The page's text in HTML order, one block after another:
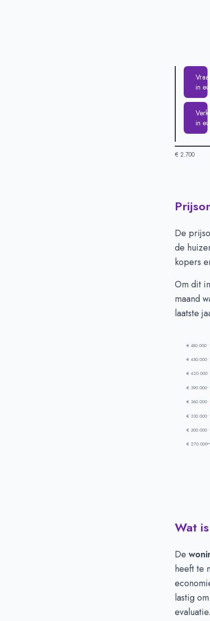
in
in
€ 2.700
De
de
kopers
Om dit
maand
laatste
€ 480.000
€ 450.000
€ 420.000
€ 390.000
€ 360.000
€ 330.000
€ 300.000
€ 270.000
Juli
Augustus
Oktober
November
December
Wat
De
heeft te
lastig
evaluatie.